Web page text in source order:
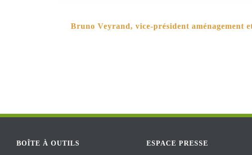
Bruno Veyrand, vice-président aménagement
BOÎTE À OUTILS ESPACE PRESSE